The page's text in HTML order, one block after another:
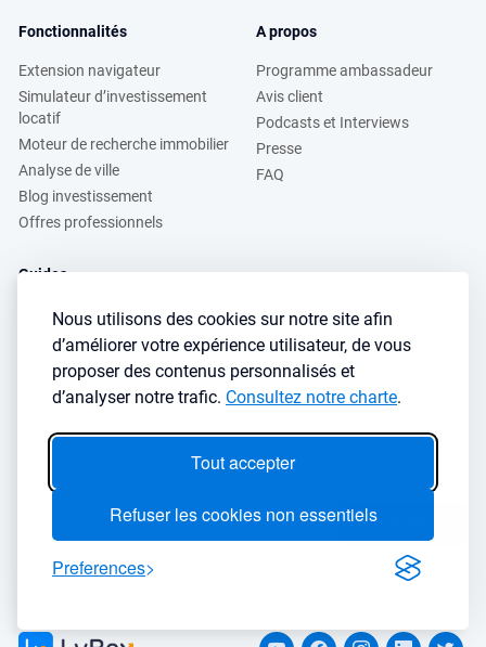
Nous utilisons des cookies sur notre site afin
d’améliorer votre expérience utilisateur, de vous
proposer des contenus personnalisés et
d’analyser notre trafic. Consultez notre charte.
Tout accepter
Refuser les cookies non essentiels
Preferences
Fonctionnalités
Extension navigateur
Simulateur d’investissement
locatif
Moteur de recherche immobilier
Analyse de ville
Blog investissement
Offres professionnels
A propos
Programme ambassadeur
Avis client
Podcasts et Interviews
Presse
FAQ
Guides
Stratégie de location
Guide immobilier
Gestion locative
Fiscalité immobilière
Finance de l'immobilier
Crédit immobilier
Simulateurs immobilier
Lybox vs DVF
Inscrivez vous à notre newsletter gratuite :
S'inscrire
Le seul outil qu’il vous faut pour trouvez des biens rentables sans